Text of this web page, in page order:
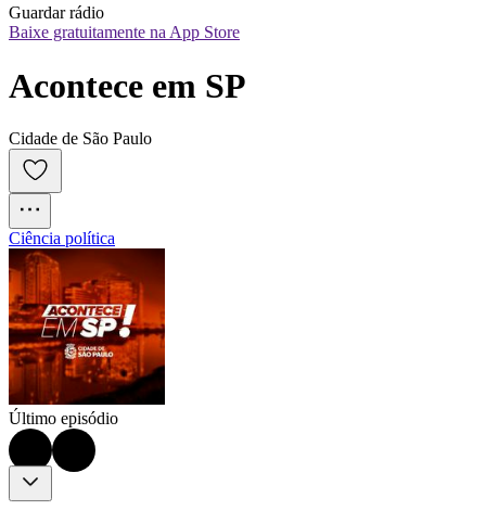
Guardar rádio
Baixe gratuitamente na App Store
Acontece em SP
Cidade de São Paulo
Ciência política
Último episódio